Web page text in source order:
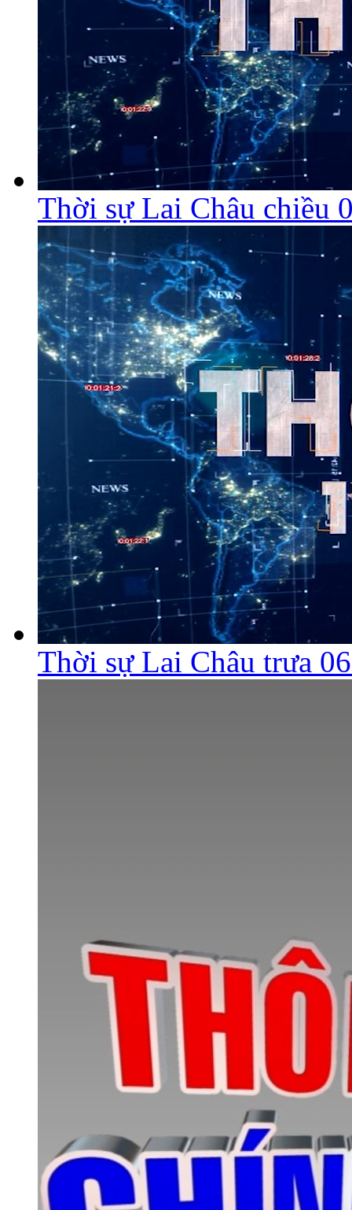
Thời sự Lai Châu chiều
Thời sự Lai Châu trưa